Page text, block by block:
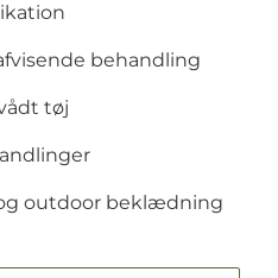
behandling
tøj
outdoor beklædning